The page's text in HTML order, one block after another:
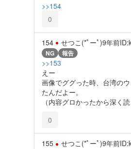
>>154
0
154 せつこ(*ﾟーﾟ)9年前
NG 報告
>>153
えー
画像でググった時、台湾の
たんだよー。
（内容グロかったから深く
0
155 せつこ(*ﾟーﾟ)9年前